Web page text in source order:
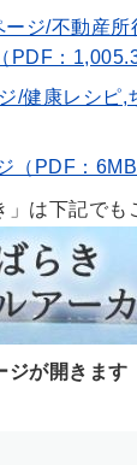
ージ/不動産
PDF：
/健康レシピ,
（PDF：6MB
は下記でも
ジが開きます